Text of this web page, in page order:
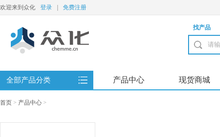
欢迎来到众化 登录 免费注册
找产品
全部产品分类 产品中心 现货商城
首页 > 产品中心 >